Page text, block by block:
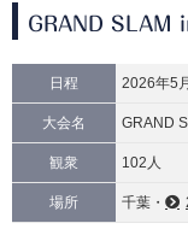
GRAND SLAM
日程 2026年5
大会名 GRAND
観衆 102人
場所 千葉・